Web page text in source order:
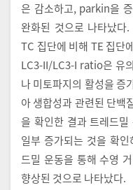
은 감소하고, parkin을
완화된 것으로 나타났다
TC 집단에 비해 TE 집단
LC3-II/LC3-I ratio은 유
나 미토파지의 활성을 증
아 생합성과 관련된 단백
을 확인한 결과 트레드
일부 증가되는 것을 확
드밀 운동을 통해 수영
향상된 것으로 나타났다.